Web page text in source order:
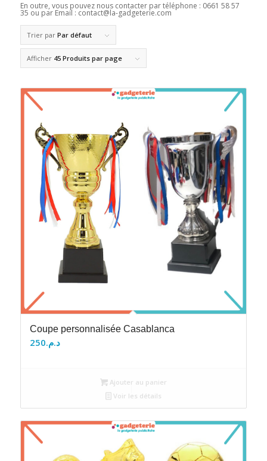
En outre, vous pouvez nous contacter par téléphone : 0661 58 57
35 ou par Email : contact@la-gadgeterie.com
Trier par Par défaut
Afficher 45 Produits par page
Coupe personnalisée Casablanca
د.م.250
Ajouter au panier
Voir les détails